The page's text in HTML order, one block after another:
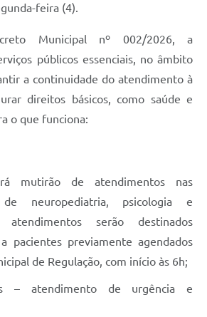
feira (4).
Municipal nº 002/2026, a
públicos essenciais, no âmbito
a continuidade do atendimento à
direitos básicos, como saúde e
o que funciona:
mutirão de atendimentos nas
de neuropediatria, psicologia e
serão destinados
pacientes previamente agendados
de Regulação, com início às 6h;
– atendimento de urgência e